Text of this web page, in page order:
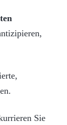
Sie